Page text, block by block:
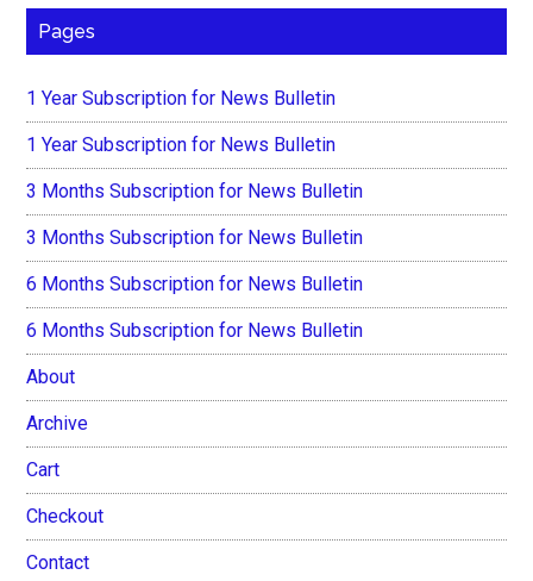
Pages
1 Year Subscription for News Bulletin
1 Year Subscription for News Bulletin
3 Months Subscription for News Bulletin
3 Months Subscription for News Bulletin
6 Months Subscription for News Bulletin
6 Months Subscription for News Bulletin
About
Archive
Cart
Checkout
Contact